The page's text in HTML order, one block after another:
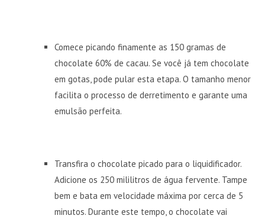
Comece picando finamente as 150 gramas de
chocolate 60% de cacau. Se você já tem chocolate
em gotas, pode pular esta etapa. O tamanho menor
facilita o processo de derretimento e garante uma
emulsão perfeita.
Transfira o chocolate picado para o liquidificador.
Adicione os 250 mililitros de água fervente. Tampe
bem e bata em velocidade máxima por cerca de 5
minutos. Durante este tempo, o chocolate vai